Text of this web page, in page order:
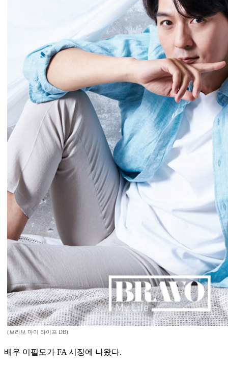
(브라보 마이 라이프 DB)
배우 이필모가 FA 시장에 나왔다.